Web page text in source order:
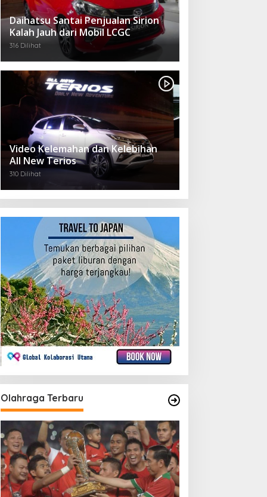
Daihatsu Santai Penjualan Sirion
Kalah Jauh dari Mobil LCGC
316 Dilihat
Video Kelemahan dan Kelebihan
All New Terios
310 Dilihat
Olahraga Terbaru